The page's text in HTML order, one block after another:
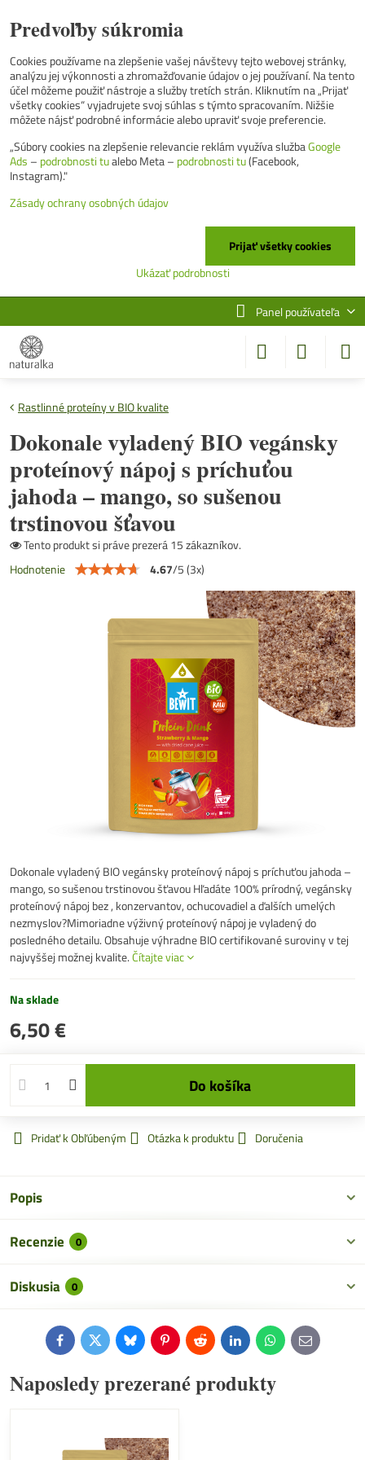
Panel používateľa
Rastlinné proteíny v BIO kvalite
Dokonale vyladený BIO vegánsky
proteínový nápoj s príchuťou
jahoda – mango, so sušenou
trstinovou šťavou
Tento produkt si práve prezerá 15 zákazníkov.
Hodnotenie
4.67/5(3x)
Dokonale vyladený BIO vegánsky proteínový nápoj s príchuťou jahoda –
mango, so sušenou trstinovou šťavou Hľadáte 100% prírodný, vegánsky
proteínový nápoj bez , konzervantov, ochucovadiel a ďalších umelých
nezmyslov?Mimoriadne výživný proteínový nápoj je vyladený do
posledného detailu. Obsahuje výhradne BIO certifikované suroviny v tej
najvyššej možnej kvalite.Čítajte viac
Na sklade
6,50 €
Do košíka
Pridať k Obľúbeným Otázka k produktu Doručenia
Popis
Recenzie 0
Diskusia 0
FacebookTwitterBlueskyPinterestReddit LinkedInWhatsApp
E-
mail
Naposledy prezerané produkty
Predvoľby súkromia
Cookies používame na zlepšenie vašej návštevy tejto webovej stránky,
analýzu jej výkonnosti a zhromažďovanie údajov o jej používaní. Na tento
účel môžeme použiť nástroje a služby tretích strán. Kliknutím na „Prijať
všetky cookies“ vyjadrujete svoj súhlas s týmto spracovaním. Nižšie
môžete nájsť podrobné informácie alebo upraviť svoje preferencie.
„Súbory cookies na zlepšenie relevancie reklám využíva službaGoogle
Ads – podrobnosti tualebo Meta – podrobnosti tu(Facebook,
Instagram)."
Zásady ochrany osobných údajov
Ukázať podrobnosti
Prijať všetky cookies